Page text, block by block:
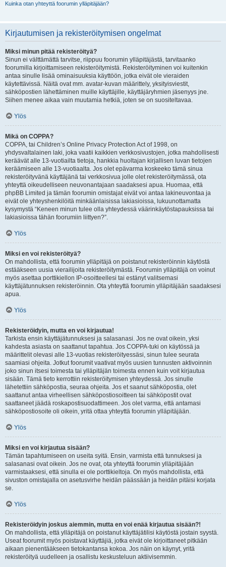
Kuinka otan yhteyttä foorumin ylläpitäjään?
Kirjautumisen ja rekisteröitymisen ongelmat
Miksi minun pitää rekisteröityä?
Sinun ei välttämättä tarvitse, riippuu foorumin ylläpitäjästä, tarvitaanko
foorumilla kirjoittamiseen rekisteröitymistä. Rekisteröityminen voi kuitenkin
antaa sinulle lisää ominaisuuksia käyttöön, jotka eivät ole vieraiden
käytettävissä. Näitä ovat mm. avatar-kuvan määrittely, yksityisviestit,
sähköpostien lähettäminen muille käyttäjille, käyttäjäryhmien jäsenyys jne.
Siihen menee aikaa vain muutamia hetkiä, joten se on suositeltavaa.
Ylös
Mikä on COPPA?
COPPA, tai Children’s Online Privacy Protection Act of 1998, on
yhdysvaltalainen laki, joka vaatii kaikkien verkkosivustojen, jotka mahdollisesti
keräävät alle 13-vuotiailta tietoja, hankkia huoltajan kirjallisen luvan tietojen
keräämiseen alle 13-vuotiaalta. Jos olet epävarma koskeeko tämä sinua
rekisteröityvänä käyttäjänä tai verkkosivua jolle olet rekisteröitymässä, ota
yhteyttä oikeudelliseen neuvonantajaan saadaksesi apua. Huomaa, että
phpBB Limited ja tämän foorumin omistajat eivät voi antaa lakineuvontaa ja
eivät ole yhteyshenkilöitä minkäänlaisissa lakiasioissa, lukuunottamatta
kysymystä “Keneen minun tulee olla yhteydessä väärinkäytöstapauksissa tai
lakiasioissa tähän foorumiin liittyen?”.
Ylös
Miksi en voi rekisteröityä?
On mahdollista, että foorumin ylläpitäjä on poistanut rekisteröinnin käytöstä
estääkseen uusia vierailijoita rekisteröitymästä. Foorumin ylläpitäjä on voinut
myös asettaa porttikiellon IP-osoitteellesi tai estänyt valitsemasi
käyttäjätunnuksen rekisteröinnin. Ota yhteyttä foorumin ylläpitäjään saadaksesi
apua.
Ylös
Rekisteröidyin, mutta en voi kirjautua!
Tarkista ensin käyttäjätunnuksesi ja salasanasi. Jos ne ovat oikein, yksi
kahdesta asiasta on saattanut tapahtua. Jos COPPA-tuki on käytössä ja
määrittelit olevasi alle 13-vuotias rekisteröityessäsi, sinun tulee seurata
saamiasi ohjeita. Jotkut foorumit vaativat myös uusien tunnusten aktivoinnin
joko sinun itsesi toimesta tai ylläpitäjän toimesta ennen kuin voit kirjautua
sisään. Tämä tieto kerrottiin rekisteröitymisen yhteydessä. Jos sinulle
lähetettiin sähköpostia, seuraa ohjeita. Jos et saanut sähköpostia, olet
saattanut antaa virheellisen sähköpostiosoitteen tai sähköpostit ovat
saattaneet jäädä roskapostisuodattimeen. Jos olet varma, että antamasi
sähköpostiosoite oli oikein, yritä ottaa yhteyttä foorumin ylläpitäjään.
Ylös
Miksi en voi kirjautua sisään?
Tämän tapahtumiseen on useita syitä. Ensin, varmista että tunnuksesi ja
salasanasi ovat oikein. Jos ne ovat, ota yhteyttä foorumin ylläpitäjään
varmistaaksesi, että sinulla ei ole porttikieltoja. On myös mahdollista, että
sivuston omistajalla on asetusvirhe heidän päässään ja heidän pitäisi korjata
se.
Ylös
Rekisteröidyin joskus aiemmin, mutta en voi enää kirjautua sisään?!
On mahdollista, että ylläpitäjä on poistanut käyttäjätilisi käytöstä jostain syystä.
Useat foorumit myös poistavat käyttäjiä, jotka eivät ole kirjoittaneet pitkään
aikaan pienentääkseen tietokantansa kokoa. Jos näin on käynyt, yritä
rekisteröityä uudelleen ja osallistu keskusteluun aktiivisemmin.